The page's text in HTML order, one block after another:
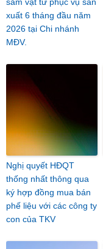
xuất 6 tháng đầu năm
2026 tại Chi nhánh
MĐV.
Nghị quyết HĐQT
thống nhất thông qua
ký hợp đồng mua bán
phế liệu với các công ty
con của TKV